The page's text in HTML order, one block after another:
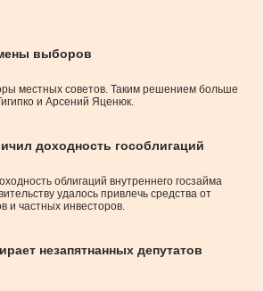
выборов
местных советов. Таким решением больше
и Арсений Яценюк.
доходность гособлигаций
облигаций внутреннего госзайма
удалось привлечь средства от
и частных инвесторов.
незапятнанных депутатов